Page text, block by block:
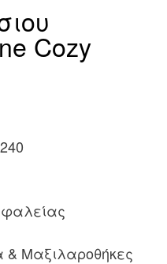
Cozy
& Μαξιλαροθήκες